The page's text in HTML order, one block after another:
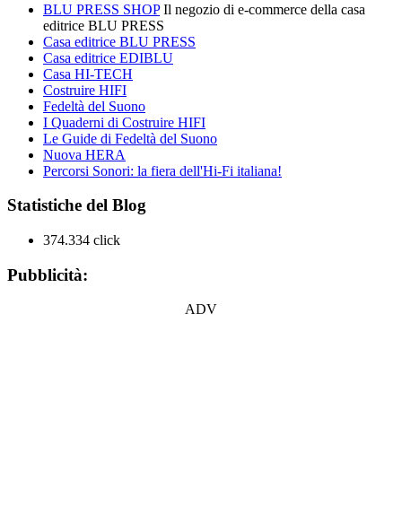
BLU PRESS SHOPIl negozio di e-commerce della casa
editrice BLU PRESS
Casa editrice BLU PRESS
Casa editrice EDIBLU
Casa HI-TECH
Costruire HIFI
Fedeltà del Suono
I Quaderni di Costruire HIFI
Le Guide di Fedeltà del Suono
Nuova HERA
Percorsi Sonori: la fiera dell'Hi-Fi italiana!
Statistiche del Blog
374.334 click
Pubblicità:
ADV